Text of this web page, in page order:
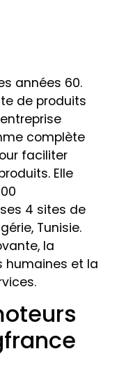
années 60.
de produits
complète
faciliter
Elle
4 sites de
Tunisie.
la
humaines et la